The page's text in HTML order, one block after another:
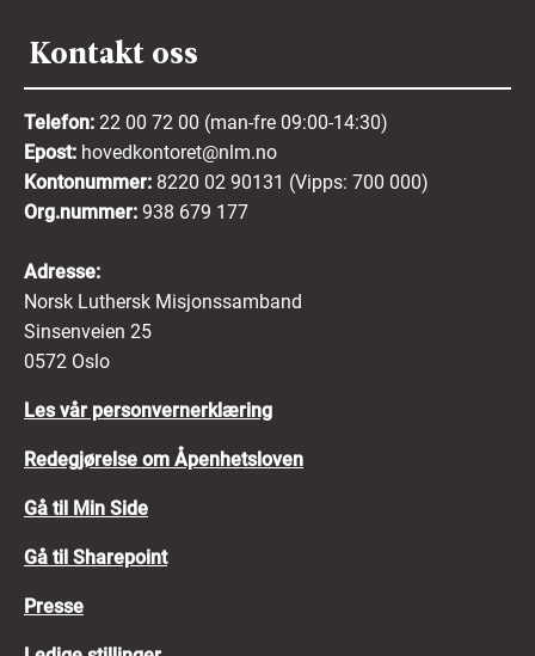
Kontakt oss
Telefon: 22 00 72 00 (man-fre 09:00-14:30)
Epost: hovedkontoret@nlm.no
Kontonummer: 8220 02 90131 (Vipps: 700 000)
Org.nummer: 938 679 177
Adresse:
Norsk Luthersk Misjonssamband
Sinsenveien 25
0572 Oslo
Les vår personvernerklæring
Redegjørelse om Åpenhetsloven
Gå til Min Side
Gå til Sharepoint
Presse